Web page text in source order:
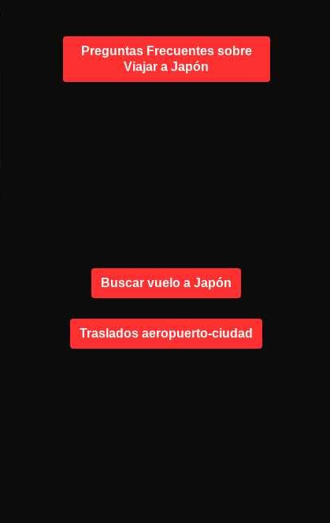
Preguntas Frecuentes sobre
Viajar a Japón
Buscar vuelo a Japón
Traslados aeropuerto-ciudad